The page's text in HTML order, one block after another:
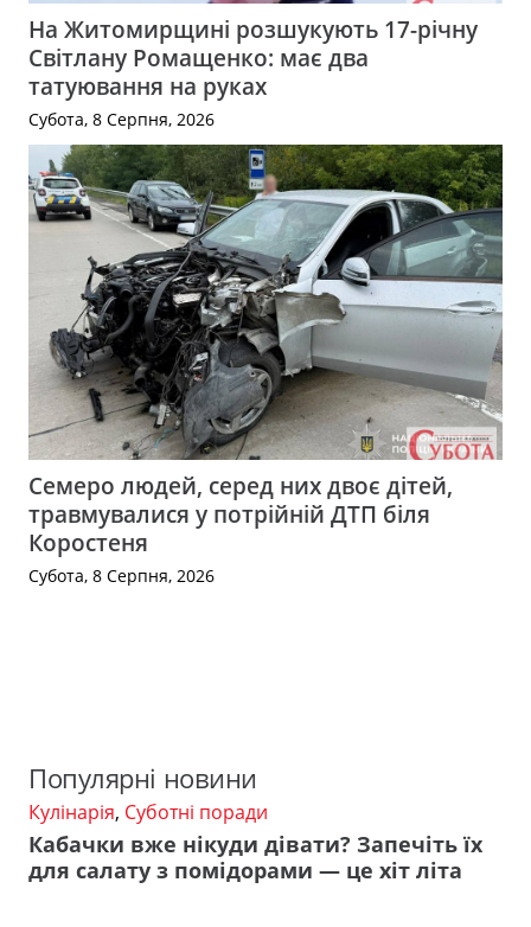
На Житомирщині розшукують 17-річну
Світлану Ромащенко: має два
татуювання на руках
Субота, 8 Серпня, 2026
Семеро людей, серед них двоє дітей,
травмувалися у потрійній ДТП біля
Коростеня
Субота, 8 Серпня, 2026
Популярні новини
Кулінарія, Суботні поради
Кабачки вже нікуди дівати? Запечіть їх
для салату з помідорами — це хіт літа